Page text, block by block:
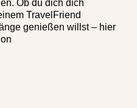
Ob du dich dich
TravelFriend
genießen willst – hier